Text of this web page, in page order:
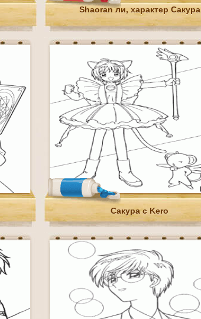
Shaoran ли, характер Сакура
Сакура с Kero